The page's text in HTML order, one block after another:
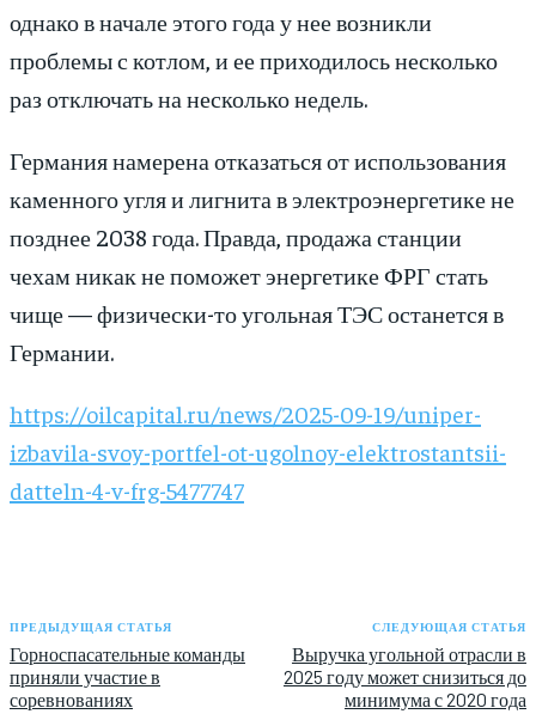
однако в начале этого года у нее возникли
проблемы с котлом, и ее приходилось несколько
раз отключать на несколько недель.
Германия намерена отказаться от использования
каменного угля и лигнита в электроэнергетике не
позднее 2038 года. Правда, продажа станции
чехам никак не поможет энергетике ФРГ стать
чище — физически-то угольная ТЭС останется в
Германии.
https://oilcapital.ru/news/2025-09-19/uniper-
izbavila-svoy-portfel-ot-ugolnoy-elektrostantsii-
datteln-4-v-frg-5477747
ПРЕДЫДУЩАЯ СТАТЬЯ
Горноспасательные команды
приняли участие в
соревнованиях
СЛЕДУЮЩАЯ СТАТЬЯ
Выручка угольной отрасли в
2025 году может снизиться до
минимума с 2020 года